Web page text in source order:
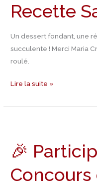
Recette
Un dessert fondant, une
succulente ! Merci Maria
roulé.
dolce
Lire la suite »
🎉
Concours
au
Grand
Concours